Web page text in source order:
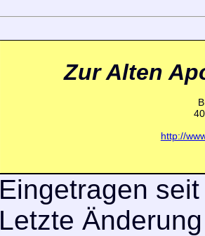
Zur Alten
http://
Eingetragen
Letzte